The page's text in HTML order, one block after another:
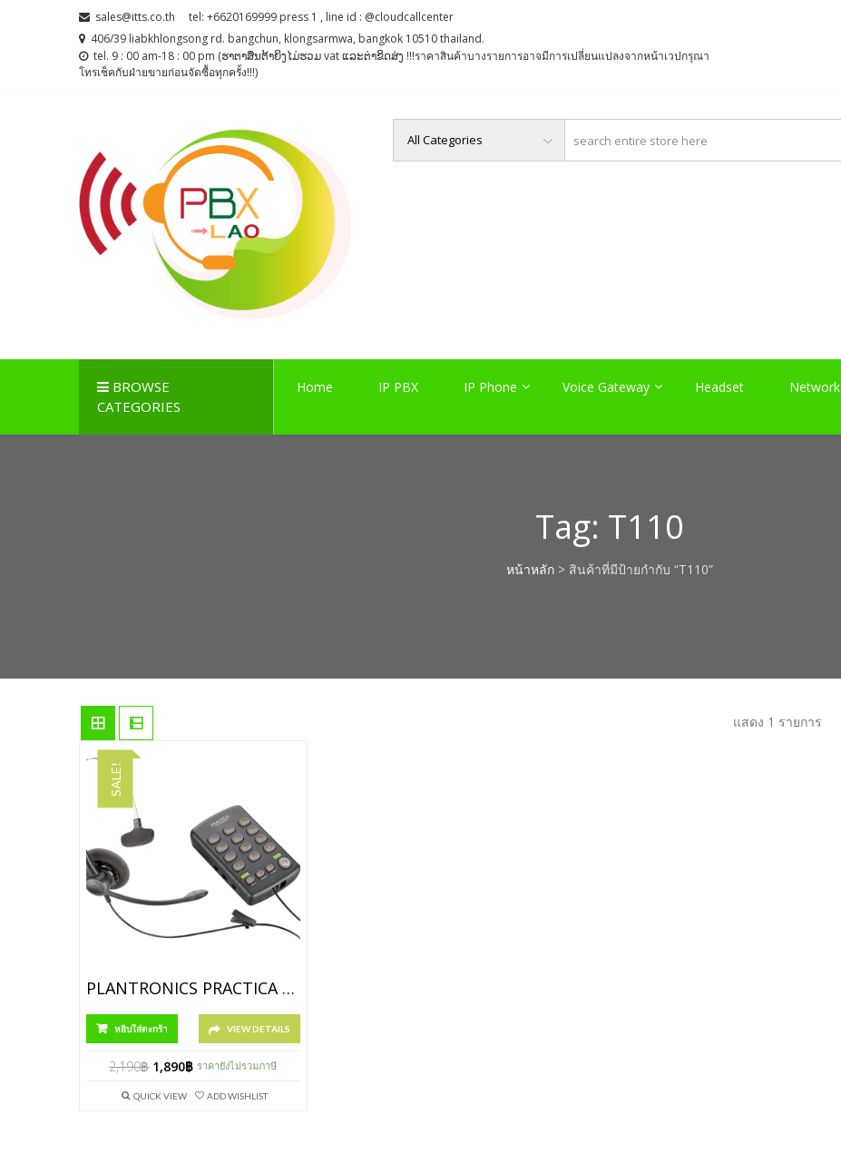
sales@itts.co.th
tel: +6620169999 press 1 , line id : @cloudcallcenter
406/39 liabkhlongsong rd. bangchun, klongsarmwa, bangkok 10510 thailand.
tel. 9 : 00 am-18 : 00 pm (ຮາຕາສຶນຕ້າຍິງໄມ່ຮວມ vat ແລະຕ່າຂິດສ່ງ !!!ราคาสินค้าบางรายการอาจมีการเปลี่ยนแปลงจากหน้าเวปกรุณา
โทรเช็คกับฝ่ายขายก่อนจัดซื้อทุกครั้ง!!!)
BROWSE
CATEGORIES
Home IP PBX IP Phone Voice Gateway Headset Network
Tag: T110
หน้าหลัก > สินค้าที่มีป้ายกำกับ “T110”
แสดง 1 รายการ
SALE!
PLANTRONICS PRACTICA T110
หยิบใส่ตะกร้า VIEW DETAILS
2,190฿ 1,890฿ ราคายังไม่รวมภาษี
QUICK VIEW ADD WISHLIST